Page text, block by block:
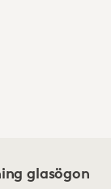
glasögon